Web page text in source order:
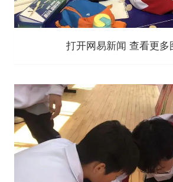
打开网易新闻 查看更多